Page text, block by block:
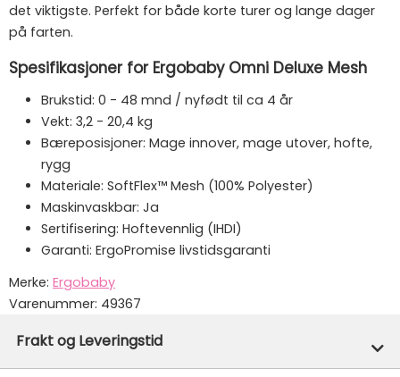
det viktigste. Perfekt for både korte turer og lange dager
på farten.
Spesifikasjoner for Ergobaby Omni Deluxe Mesh
Brukstid: 0 - 48 mnd / nyfødt til ca 4 år
Vekt: 3,2 - 20,4 kg
Bæreposisjoner: Mage innover, mage utover, hofte,
rygg
Materiale: SoftFlex™ Mesh (100% Polyester)
Maskinvaskbar: Ja
Sertifisering: Hoftevennlig (IHDI)
Garanti: ErgoPromise livstidsgaranti
Merke: Ergobaby
Varenummer: 49367
Frakt og Leveringstid